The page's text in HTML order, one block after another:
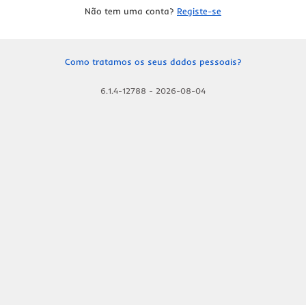
Não tem uma conta? Registe-se
Como tratamos os seus dados pessoais?
6.1.4-12788 - 2026-08-04